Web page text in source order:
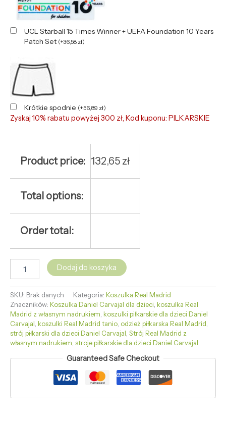
UCL Starball 15 Times Winner + UEFA Foundation 10 Years
Patch Set (+36,58 zł)
Krótkie spodnie (+56,89 zł)
Zyskaj 10% rabatu powyżej 300 zł, Kod kuponu: PILKARSKIE
Product price: 132,65 zł
Total options:
Order total:
Dodaj do koszyka
SKU: Brak danych Kategoria: Koszulka Real Madrid
Znaczników: Koszulka Daniel Carvajal dla dzieci, koszulka Real
Madrid z własnym nadrukiem, koszulki piłkarskie dla dzieci Daniel
Carvajal, koszulki Real Madrid tanio, odzież piłkarska Real Madrid,
strój piłkarski dla dzieci Daniel Carvajal, Strój Real Madrid z
własnym nadrukiem, stroje piłkarskie dla dzieci Daniel Carvajal
Guaranteed Safe Checkout